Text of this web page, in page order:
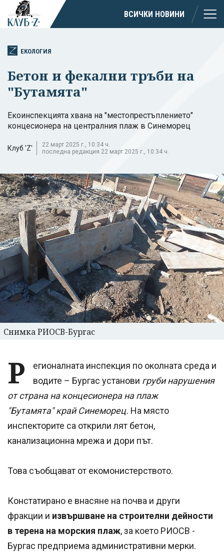
ВСИЧКИ НОВИНИ
ЕКОЛОГИЯ
Бетон и фекални тръби на
"Бутамята"
Екоинспекцията хвана на "местопрестъплението"
концесионера на централния плаж в Синеморец
Клуб 'Z'
22 март 2025 г., 10:34 ч.
последна редакция 22 март 2025 г., 10:34 ч.
Снимка РИОСВ-Бургас
Р
егионалната инспекция по околната среда и
водите – Бургас установи груби нарушения
от страна на концесионера на плаж
"Бутамята" край Синеморец. На място
инспекторите са открили лят бетон,
канализационна мрежа и дори път.
Това съобщават от екомонистерството.
Констатирано е внасяне на почва и други
фракции и извършване на строителни дейности
в терена на морския плаж, за което РИОСВ -
Бургас предприема административни мерки.